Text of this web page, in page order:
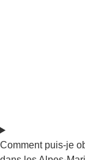
Comment puis-je